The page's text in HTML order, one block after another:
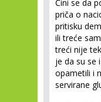
Čini se da
priča o
pritisku
ili treće
treći nije
je da su se
opametili i
servirane